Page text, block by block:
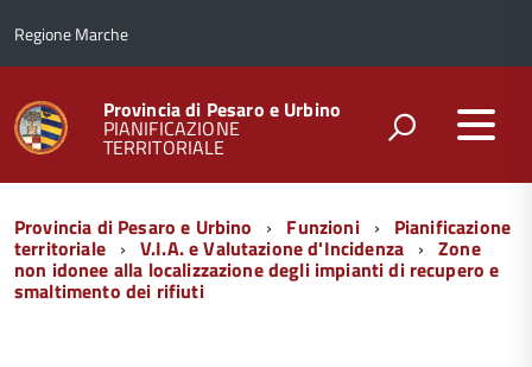
Regione Marche
Provincia di Pesaro e Urbino
PIANIFICAZIONE
TERRITORIALE
Menu
di
navigazione
Provincia di Pesaro e Urbino Funzioni Pianificazione
territoriale V.I.A. e Valutazione d'Incidenza Zone
non idonee alla localizzazione degli impianti di recupero e
smaltimento dei rifiuti